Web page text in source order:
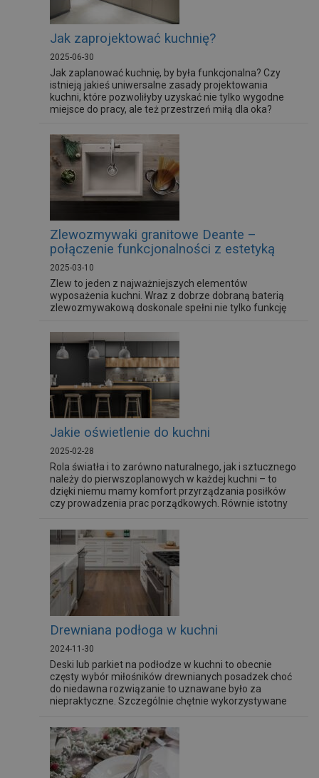
Jak zaprojektować kuchnię?
2025-06-30
Jak zaplanować kuchnię, by była funkcjonalna? Czy
istnieją jakieś uniwersalne zasady projektowania
kuchni, które pozwoliłyby uzyskać nie tylko wygodne
miejsce do pracy, ale też przestrzeń miłą dla oka?
Zlewozmywaki granitowe Deante –
połączenie funkcjonalności z estetyką
2025-03-10
Zlew to jeden z najważniejszych elementów
wyposażenia kuchni. Wraz z dobrze dobraną baterią
zlewozmywakową doskonale spełni nie tylko funkcję
aranżacji pomieszczenia. Liczne zalety tworzyw
sztucznych sprawiają, że coraz większą popularnością
cieszą się zlewy granitowe. Jaki zlewozmywak
granitowy wybrać? Które modele cieszą się...
Jakie oświetlenie do kuchni
2025-02-28
Rola światła i to zarówno naturalnego, jak i sztucznego
należy do pierwszoplanowych w każdej kuchni – to
dzięki niemu mamy komfort przyrządzania posiłków
czy prowadzenia prac porządkowych. Równie istotny
charakteru tego wnętrza. Jakie oświetlenie w kuchni
spełni wszystkie te role?
Drewniana podłoga w kuchni
2024-11-30
Deski lub parkiet na podłodze w kuchni to obecnie
częsty wybór miłośników drewnianych posadzek choć
do niedawna rozwiązanie to uznawane było za
niepraktyczne. Szczególnie chętnie wykorzystywane
drewnianą do kuchni wybrać?